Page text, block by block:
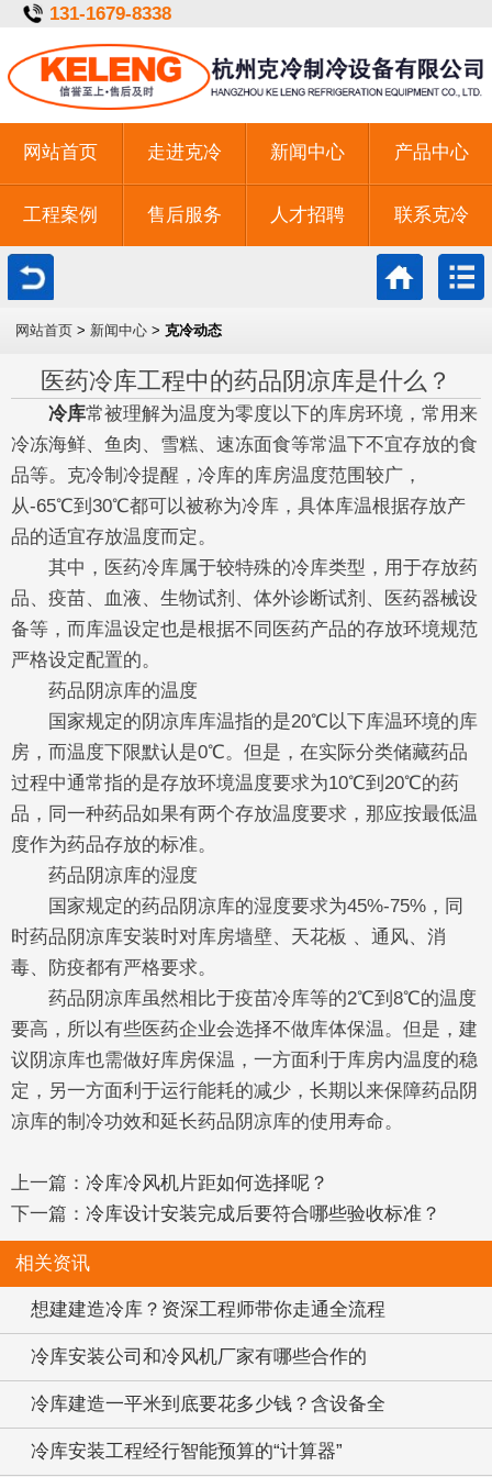
131-1679-8338
网站首页 走进克冷 新闻中心 产品中心
工程案例 售后服务 人才招聘 联系克冷
一键拨号
网站首页 > 新闻中心 > 克冷动态
医药冷库工程中的药品阴凉库是什么？
冷库常被理解为温度为零度以下的库房环境，常用来
冷冻海鲜、鱼肉、雪糕、速冻面食等常温下不宜存放的食
品等。克冷制冷提醒，冷库的库房温度范围较广，
从-65℃到30℃都可以被称为冷库，具体库温根据存放产
品的适宜存放温度而定。
其中，医药冷库属于较特殊的冷库类型，用于存放药
品、疫苗、血液、生物试剂、体外诊断试剂、医药器械设
备等，而库温设定也是根据不同医药产品的存放环境规范
严格设定配置的。
药品阴凉库的温度
国家规定的阴凉库库温指的是20℃以下库温环境的库
房，而温度下限默认是0℃。但是，在实际分类储藏药品
过程中通常指的是存放环境温度要求为10℃到20℃的药
品，同一种药品如果有两个存放温度要求，那应按最低温
度作为药品存放的标准。
药品阴凉库的湿度
国家规定的药品阴凉库的湿度要求为45%-75%，同
时药品阴凉库安装时对库房墙壁、天花板 、通风、消
毒、防疫都有严格要求。
药品阴凉库虽然相比于疫苗冷库等的2℃到8℃的温度
要高，所以有些医药企业会选择不做库体保温。但是，建
议阴凉库也需做好库房保温，一方面利于库房内温度的稳
定，另一方面利于运行能耗的减少，长期以来保障药品阴
凉库的制冷功效和延长药品阴凉库的使用寿命。
上一篇： 冷库冷风机片距如何选择呢？
下一篇： 冷库设计安装完成后要符合哪些验收标准？
相关资讯
想建建造冷库？资深工程师带你走通全流程
冷库安装公司和冷风机厂家有哪些合作的
冷库建造一平米到底要花多少钱？含设备全
冷库安装工程经行智能预算的“计算器”